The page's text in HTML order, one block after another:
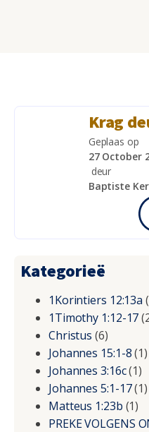
Krag
Geplaas op
27 October
deur
Baptiste
Kategorieë
1Korintiers 12:13a
1Timothy 1:12-17
Christus (6)
Johannes 15:1-8(1)
Johannes 3:16c(1)
Johannes 5:1-17(1)
Matteus 1:23b (1)
PREKE VOLGENS